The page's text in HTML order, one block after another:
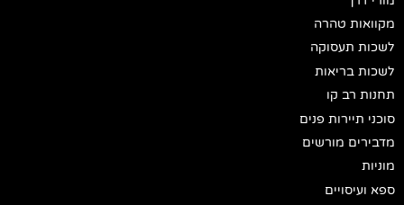
מקוואות טהרה
לשכות תעסוקה
לשכות בריאות
תחנות רב קו
סוכני תיירות פנים
מדבירים מורשים
מוניות
ספא ועיסויים